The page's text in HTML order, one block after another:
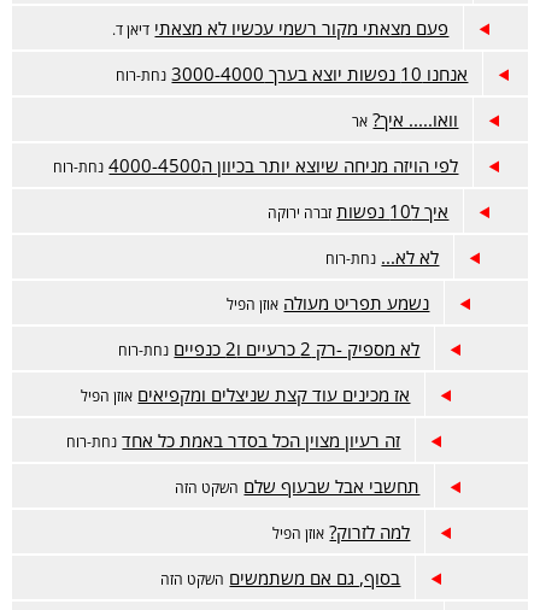
פעם מצאתי מקור רשמי עכשיו לא מצאתי דיאן ד.
אנחנו 10 נפשות יוצא בערך 3000-4000 נחת-רוח
וואו..... איך? אר
לפי הויזה מניחה שיוצא יותר בכיוון ה4000-4500 נחת-רוח
איך ל10 נפשות זברה ירוקה
לא לא... נחת-רוח
נשמע תפריט מעולה אוזן הפיל
לא מספיק -רק 2 כרעיים ו2 כנפיים נחת-רוח
אז מכינים עוד קצת שניצלים ומקפיאים אוזן הפיל
זה רעיון מצוין הכל בסדר באמת כל אחד נחת-רוח
תחשבי אבל שבעוף שלם השקט הזה
למה לזרוק? אוזן הפיל
בסוף, גם אם משתמשים השקט הזה